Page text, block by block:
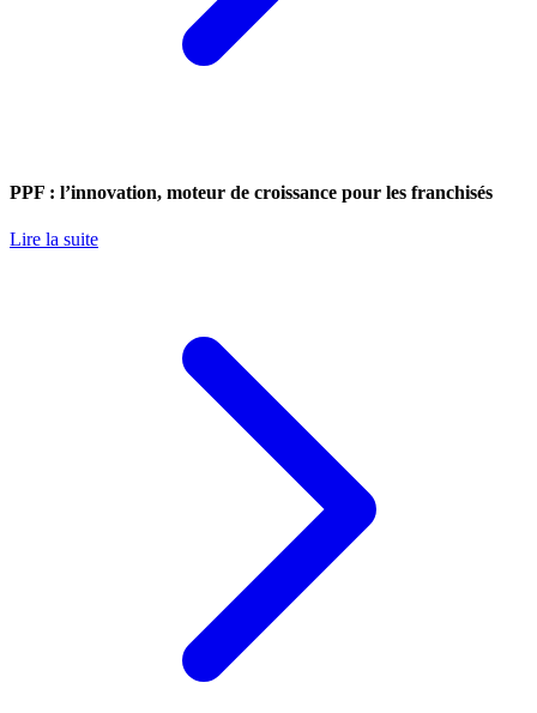
PPF : l’innovation, moteur de croissance pour les franchisés
Lire la suite